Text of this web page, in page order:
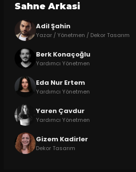
Sahne Arkasi
Adil Şahin
Yazar / Yönetmen / Dekor Tasarım
Berk Konaçoğlu
Yardımcı Yönetmen
Eda Nur Ertem
Yardımcı Yönetmen
Yaren Çavdur
Yardımcı Yönetmen
Gizem Kadirler
Dekor Tasarım